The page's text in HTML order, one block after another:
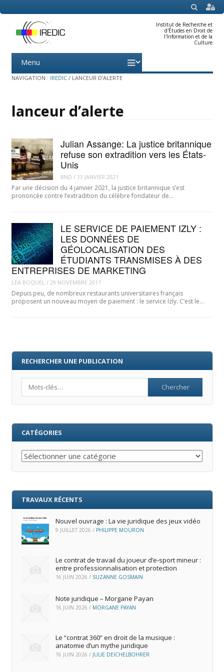
SEARCH
Institut de Recherche et
d'Études en Droit de
l'Information et de la
Culture
Menu
content
NAVIGATION : IREDIC / LANCEUR D’ALERTE
lanceur d’alerte
Julian Assange: La justice britannique
refuse son extradition vers les États-
Unis
BND / 13 JANVIER 2021
Par une décision du 4 janvier 2021, la justice britannique s’est
prononcée contre l’extradition du célèbre fondateur de…
LE SERVICE DE PAIEMENT IZLY :
LES DONNÉES DE
GÉOLOCALISATION DES
ÉTUDIANTS TRANSMISES À DES
ENTREPRISES DE MARKETING
LEA BOQUEL / 29 NOVEMBRE 2017
Depuis peu, de nombreux restaurants universitaires français
proposent un nouveau moyen de paiement : le service Izly. C’est le…
RECHERCHER UNE PUBLICATION
CATÉGORIES
Catégories
TRAVAUX RÉCENTS
Nouvel ouvrage : La vie juridique des jeux vidéo
9 JUILLET 2026 / PHILIPPE MOURON
Le contrat de travail du joueur d’e‑sport mineur :
entre professionnalisation et protection
16 JUIN 2026 / SUZANNE GOSMAIN
Note juridique – Morgane Payan
16 JUIN 2026 / MORGANE PAYAN
Le “contrat 360” en droit de la musique :
anatomie d’un mythe juridique
16 JUIN 2026 / JULIE DEICHELBOHRER